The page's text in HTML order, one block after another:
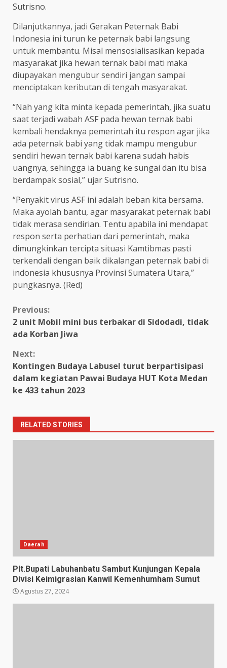
Sutrisno.
Dilanjutkannya, jadi Gerakan Peternak Babi
Indonesia ini turun ke peternak babi langsung
untuk membantu. Misal mensosialisasikan kepada
masyarakat jika hewan ternak babi mati maka
diupayakan mengubur sendiri jangan sampai
menciptakan keributan di tengah masyarakat.
“Nah yang kita minta kepada pemerintah, jika suatu
saat terjadi wabah ASF pada hewan ternak babi
kembali hendaknya pemerintah itu respon agar jika
ada peternak babi yang tidak mampu mengubur
sendiri hewan ternak babi karena sudah habis
uangnya, sehingga ia buang ke sungai dan itu bisa
berdampak sosial,” ujar Sutrisno.
“Penyakit virus ASF ini adalah beban kita bersama.
Maka ayolah bantu, agar masyarakat peternak babi
tidak merasa sendirian. Tentu apabila ini mendapat
respon serta perhatian dari pemerintah, maka
dimungkinkan tercipta situasi Kamtibmas pasti
terkendali dengan baik dikalangan peternak babi di
indonesia khususnya Provinsi Sumatera Utara,”
pungkasnya. (Red)
Continue
Reading
Previous:
2 unit Mobil mini bus terbakar di Sidodadi, tidak
ada Korban Jiwa
Next:
Kontingen Budaya Labusel turut berpartisipasi
dalam kegiatan Pawai Budaya HUT Kota Medan
ke 433 tahun 2023
RELATED STORIES
Daerah
Plt.Bupati Labuhanbatu Sambut Kunjungan Kepala
Divisi Keimigrasian Kanwil Kemenhumham Sumut
Agustus 27, 2024